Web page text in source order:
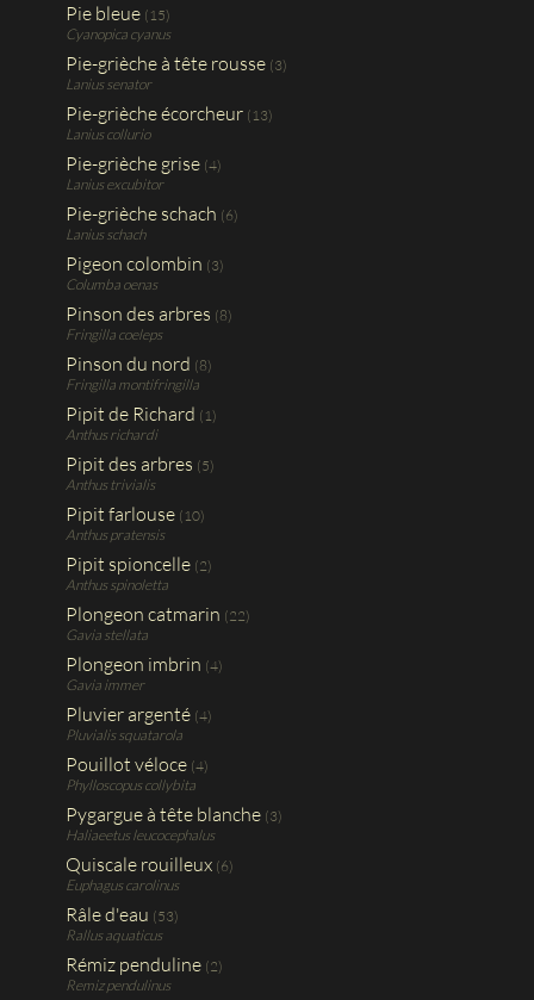
Pie bleue (15)
Cyanopica cyanus
Pie-grièche à tête rousse (3)
Lanius senator
Pie-grièche écorcheur (13)
Lanius collurio
Pie-grièche grise (4)
Lanius excubitor
Pie-grièche schach (6)
Lanius schach
Pigeon colombin (3)
Columba oenas
Pinson des arbres (8)
Fringilla coeleps
Pinson du nord (8)
Fringilla montifringilla
Pipit de Richard (1)
Anthus richardi
Pipit des arbres (5)
Anthus trivialis
Pipit farlouse (10)
Anthus pratensis
Pipit spioncelle (2)
Anthus spinoletta
Plongeon catmarin (22)
Gavia stellata
Plongeon imbrin (4)
Gavia immer
Pluvier argenté (4)
Pluvialis squatarola
Pouillot véloce (4)
Phylloscopus collybita
Pygargue à tête blanche (3)
Haliaeetus leucocephalus
Quiscale rouilleux (6)
Euphagus carolinus
Râle d'eau (53)
Rallus aquaticus
Rémiz penduline (2)
Remiz pendulinus